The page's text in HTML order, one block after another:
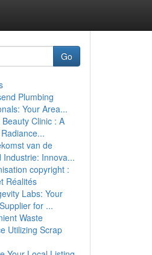
Go
Plumbing
Your Area...
Beauty Clinic : A
van de
Industrie: Innova...
copyright :
Réalités
Labs: Your
for ...
Waste
Utilizing Scrap